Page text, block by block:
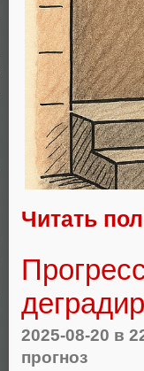
Читать
2025-08-20 в
прогноз